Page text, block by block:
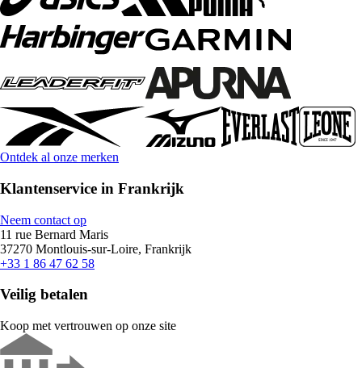
Ontdek al onze merken
Klantenservice in Frankrijk
Neem contact op
11 rue Bernard Maris
37270 Montlouis-sur-Loire, Frankrijk
+33 1 86 47 62 58
Veilig betalen
Koop met vertrouwen op onze site